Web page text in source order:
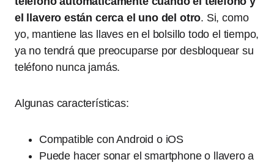
el llavero están cerca el uno del otro. Si, como
yo, mantiene las llaves en el bolsillo todo el tiempo,
ya no tendrá que preocuparse por desbloquear su
teléfono nunca jamás.
Algunas características:
Compatible con Android o iOS
Puede hacer sonar el smartphone o llavero a